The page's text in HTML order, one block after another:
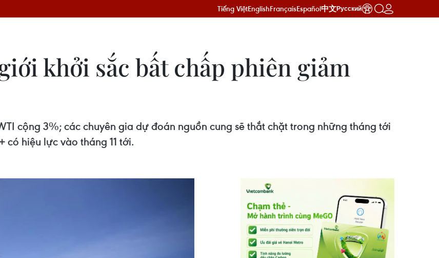
Tiếng ViệtEnglishFrançaisEspañol中文Русский
khởi sắc bất chấp phiên giảm
cộng 3%; các chuyên gia dự đoán nguồn cung sẽ thắt chặt trong những tháng tới
có hiệu lực vào tháng 11 tới.